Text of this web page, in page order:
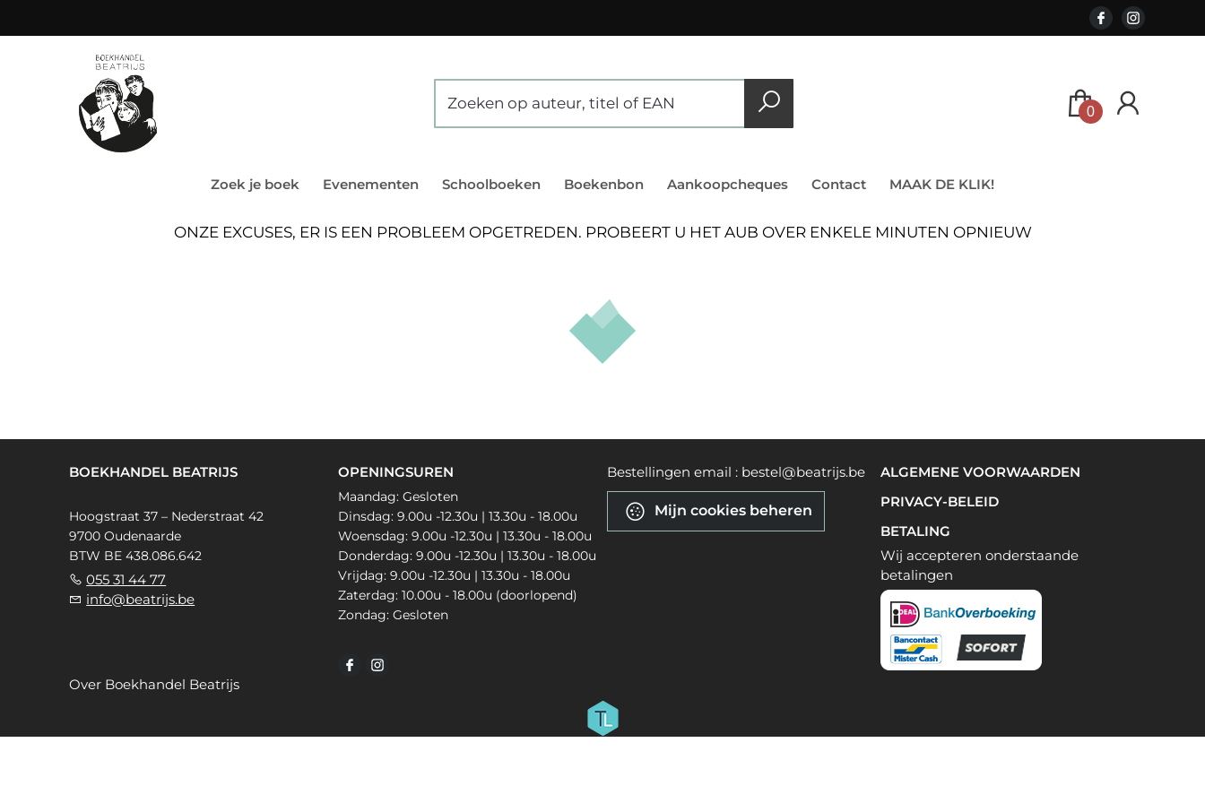
0
Zoek je boek Evenementen Schoolboeken Boekenbon Aankoopcheques Contact MAAK DE KLIK!
ONZE EXCUSES, ER IS EEN PROBLEEM OPGETREDEN. PROBEERT U HET AUB OVER ENKELE MINUTEN OPNIEUW
BOEKHANDEL BEATRIJS
Hoogstraat 37 – Nederstraat 42
9700 Oudenaarde
BTW BE 438.086.642
055 31 44 77
info@beatrijs.be
OPENINGSUREN
Maandag: Gesloten
Dinsdag: 9.00u -12.30u | 13.30u - 18.00u
Woensdag: 9.00u -12.30u | 13.30u - 18.00u
Donderdag: 9.00u -12.30u | 13.30u - 18.00u
Vrijdag: 9.00u -12.30u | 13.30u - 18.00u
Zaterdag: 10.00u - 18.00u (doorlopend)
Zondag: Gesloten
Bestellingen email : bestel@beatrijs.be
Mijn cookies beheren
ALGEMENE VOORWAARDEN
PRIVACY-BELEID
BETALING
Wij accepteren onderstaande
betalingen
Over Boekhandel Beatrijs